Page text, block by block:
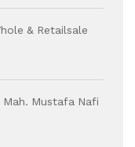
& Retailsale
Mah. Mustafa Nafi